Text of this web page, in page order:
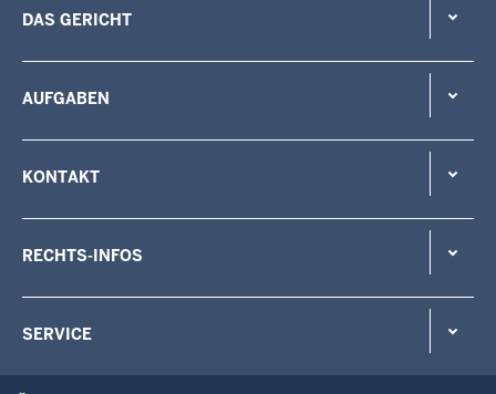
DAS GERICHT
AUFGABEN
KONTAKT
RECHTS-INFOS
SERVICE